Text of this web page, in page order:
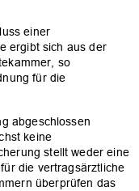
einer
ergibt sich aus der
so
für die
abgeschlossen
keine
stellt weder eine
die vertragsärztliche
überprüfen das